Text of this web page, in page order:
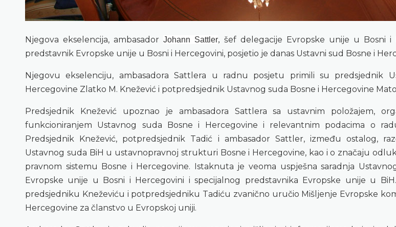
Njegova ekselencija, ambasador Johann Sattler, šef delegacije Evropske unije u Bosni i
predstavnik Evropske unije u Bosni i Hercegovini, posjetio je danas Ustavni sud Bosne i
Njegovu ekselenciju, ambasadora Sattlera u radnu posjetu primili su predsjednik
Hercegovine Zlatko M. Knežević i potpredsjednik Ustavnog suda Bosne i Hercegovine
Predsjednik Knežević upoznao je ambasadora Sattlera sa ustavnim položajem,
funkcioniranjem Ustavnog suda Bosne i Hercegovine i relevantnim podacima o
Predsjednik Knežević, potpredsjednik Tadić i ambasador Sattler, između ostalog,
Ustavnog suda BiH u ustavnopravnoj strukturi Bosne i Hercegovine, kao i o značaju
pravnom sistemu Bosne i Hercegovine. Istaknuta je veoma uspješna saradnja
Evropske unije u Bosni i Hercegovini i specijalnog predstavnika Evropske unije u
predsjedniku Kneževiću i potpredsjedniku Tadiću zvanično uručio Mišljenje Evropske
Hercegovine za članstvo u Evropskoj uniji.